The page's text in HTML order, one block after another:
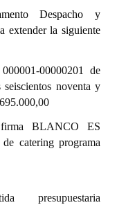
Despacho y
extender la siguiente
00000201 de
noventa y
BLANCO ES
catering programa